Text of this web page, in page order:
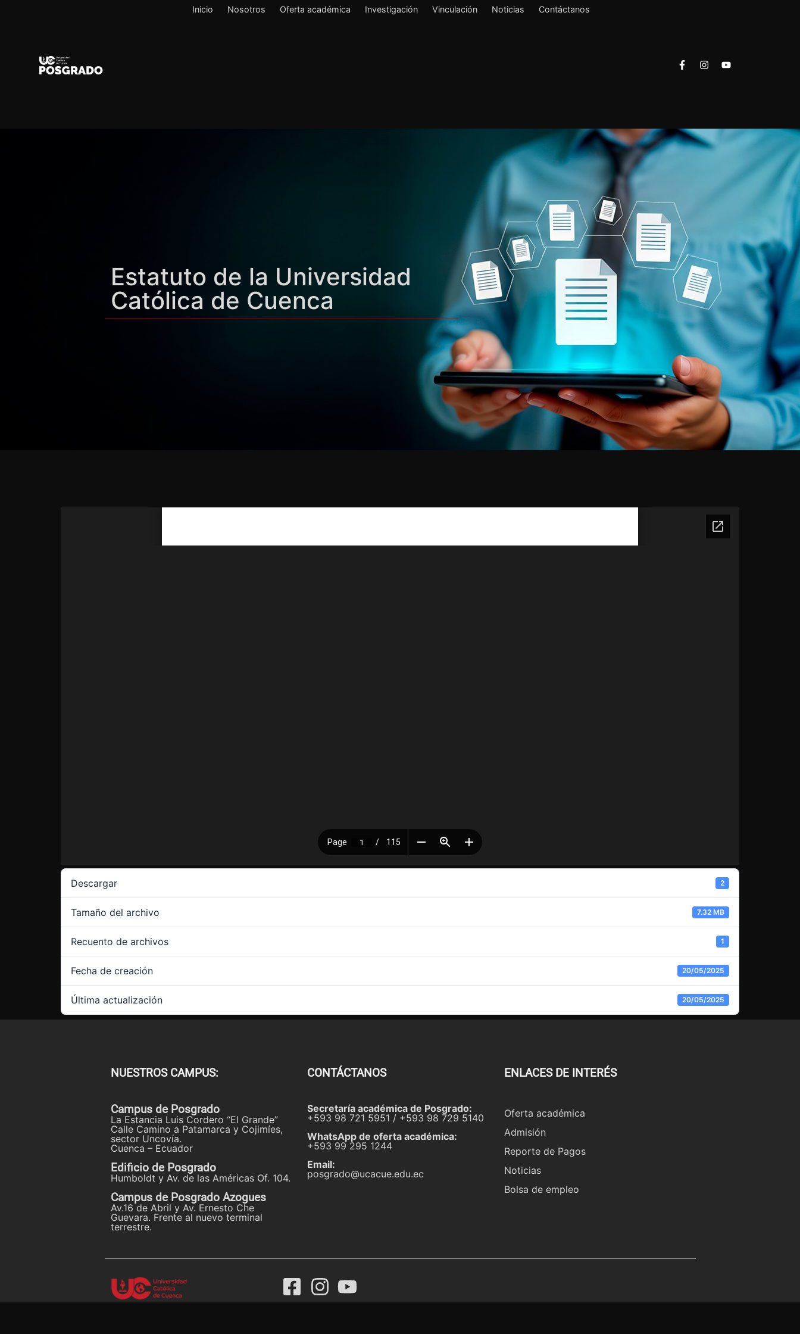
Inicio Nosotros Oferta académica Investigación Vinculación Noticias Contáctanos
Estatuto de la Universidad
Católica de Cuenca
Descargar 2
Tamaño del archivo 7.32 MB
Recuento de archivos 1
Fecha de creación 20/05/2025
Última actualización 20/05/2025
NUESTROS CAMPUS:
Campus de Posgrado
La Estancia Luis Cordero “El Grande”
Calle Camino a Patamarca y Cojimíes,
sector Uncovía.
Cuenca – Ecuador
Edificio de Posgrado
Humboldt y Av. de las Américas Of. 104.
Campus de Posgrado Azogues
Av.16 de Abril y Av. Ernesto Che
Guevara. Frente al nuevo terminal
terrestre.
CONTÁCTANOS
Secretaría académica de Posgrado:
+593 98 721 5951 / +593 98 729 5140
WhatsApp de oferta académica:
+593 99 295 1244
Email:
posgrado@ucacue.edu.ec
ENLACES DE INTERÉS
Oferta académica
Admisión
Reporte de Pagos
Noticias
Bolsa de empleo